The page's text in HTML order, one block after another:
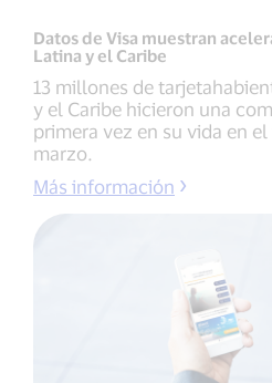
Datos de Visa muestran
Latina y el Caribe
13 millones de
y el Caribe hicieron una
primera vez en su vida en
marzo.
Más información